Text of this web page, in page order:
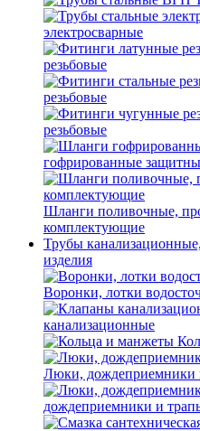
электросварные
резьбовые
резьбовые
резьбовые
гофрированные
Шланги поливочные,
комплектующие
Трубы
изделия
Воронки, лотки
канализационные
Люки, дождеприемники
дождеприемники и